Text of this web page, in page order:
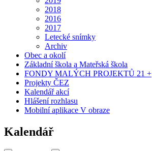
2018
2016
2017
Letecké snímky
Archiv
Obec a okolí
Základní škola a Mateřská škola
FONDY MALÝCH PROJEKTŮ 21 +
Projekty ČEZ
Kalendář akcí
Hlášení rozhlasu
Mobilní aplikace V obraze
Kalendář